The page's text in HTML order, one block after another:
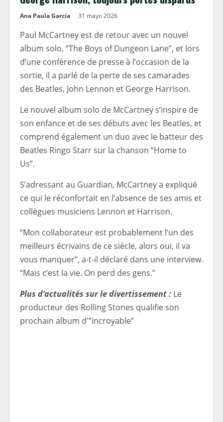
Ana Paula García 31 mayo 2026
Paul McCartney est de retour avec un nouvel
album solo, “The Boys of Dungeon Lane”, et lors
d’une conférence de presse à l’occasion de la
sortie, il a parlé de la perte de ses camarades
des Beatles, John Lennon et George Harrison.
Le nouvel album solo de McCartney s’inspire de
son enfance et de ses débuts avec les Beatles, et
comprend également un duo avec le batteur des
Beatles Ringo Starr sur la chanson “Home to
Us”.
S’adressant au Guardian, McCartney a expliqué
ce qui le réconfortait en l’absence de ses amis et
collègues musiciens Lennon et Harrison.
“Mon collaborateur est probablement l’un des
meilleurs écrivains de ce siècle, alors oui, il va
vous manquer”, a-t-il déclaré dans une interview.
“Mais c’est la vie. On perd des gens.”
Plus d’actualités sur le divertissement : Le
producteur des Rolling Stones qualifie son
prochain album d'”incroyable”